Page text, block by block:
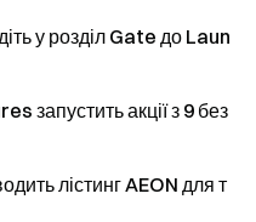
у розділ Gate до Laun
запустить акції з 9 без
лістинг AEON для т